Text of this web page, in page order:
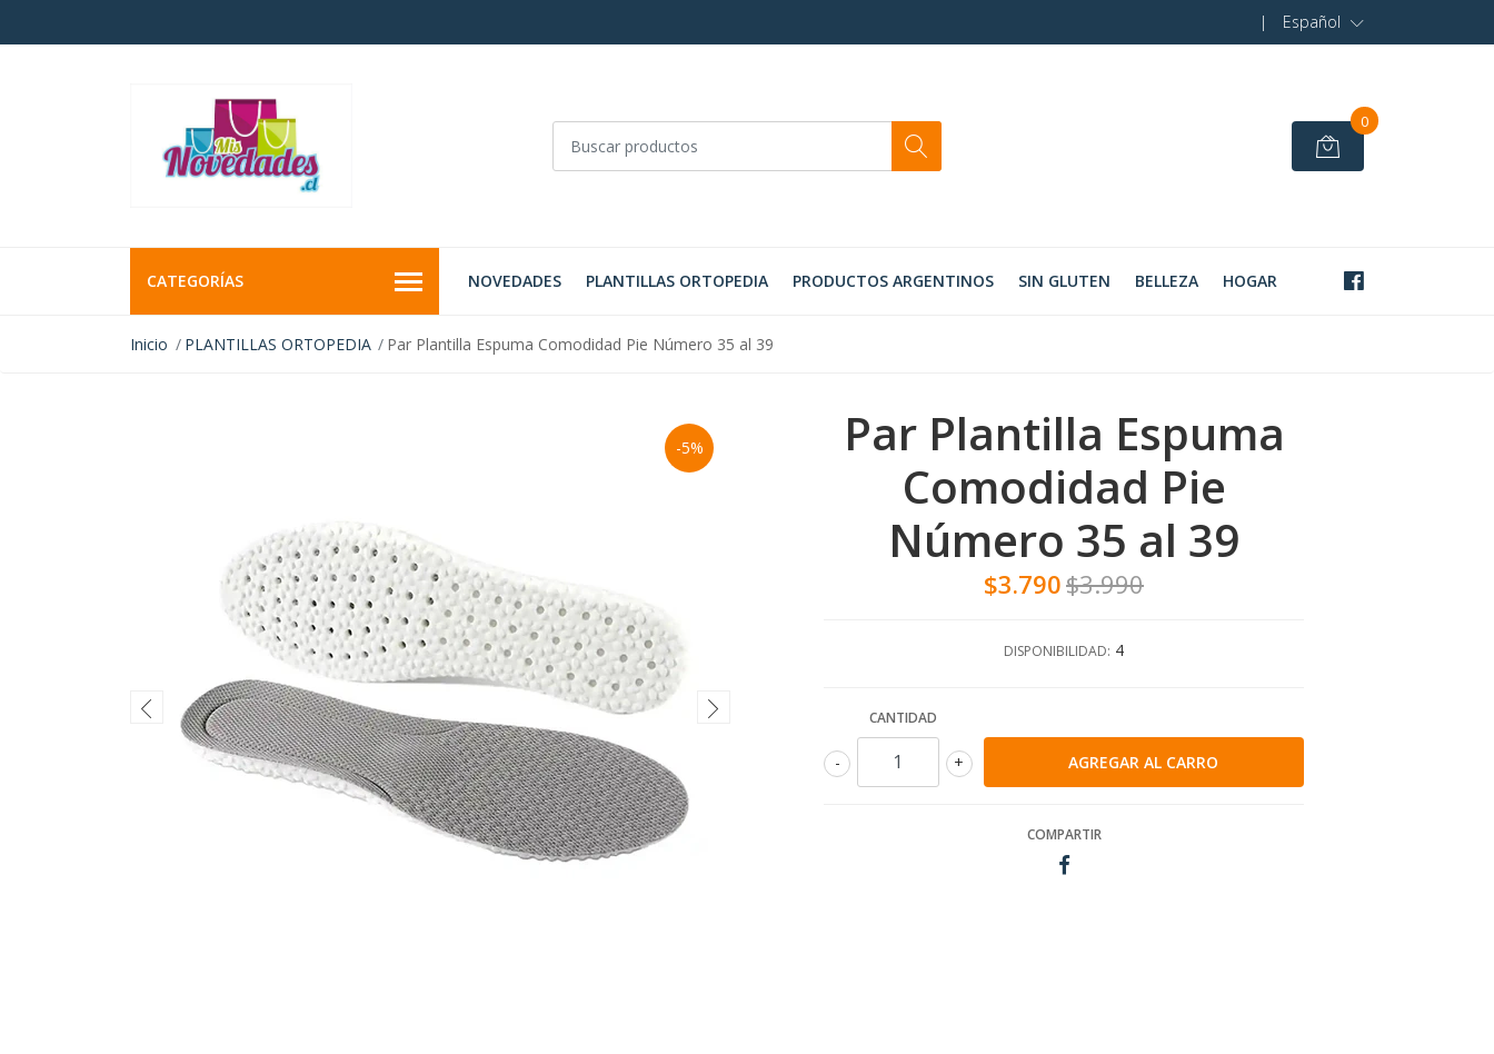
| Español
0
CATEGORÍAS NOVEDADES PLANTILLAS ORTOPEDIA PRODUCTOS ARGENTINOS SIN GLUTEN BELLEZA HOGAR
Inicio PLANTILLAS ORTOPEDIA Par Plantilla Espuma Comodidad Pie Número 35 al 39
-5%
Par Plantilla Espuma
Comodidad Pie
Número 35 al 39
$3.790$3.990
DISPONIBILIDAD: 4
CANTIDAD
+
-
COMPARTIR